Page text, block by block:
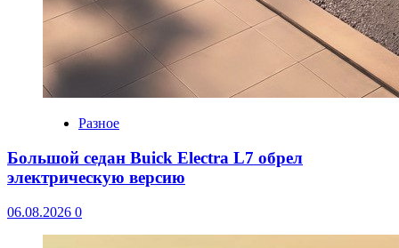
Разное
Большой седан Buick Electra L7 обрел
электрическую версию
06.08.2026 0